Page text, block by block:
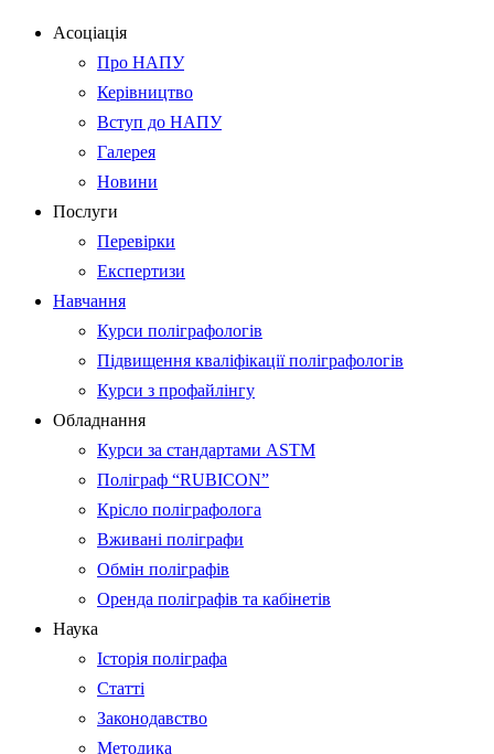
Асоціація
Про НАПУ
Керівництво
Вступ до НАПУ
Галерея
Новини
Послуги
Перевірки
Експертизи
Навчання
Курси поліграфологів
Підвищення кваліфікації поліграфологів
Курси з профайлінгу
Обладнання
Курси за стандартами ASTM
Поліграф “RUBICON”
Крісло поліграфолога
Вживані поліграфи
Обмін поліграфів
Оренда поліграфів та кабінетів
Наука
Історія поліграфа
Статті
Законодавство
Методика